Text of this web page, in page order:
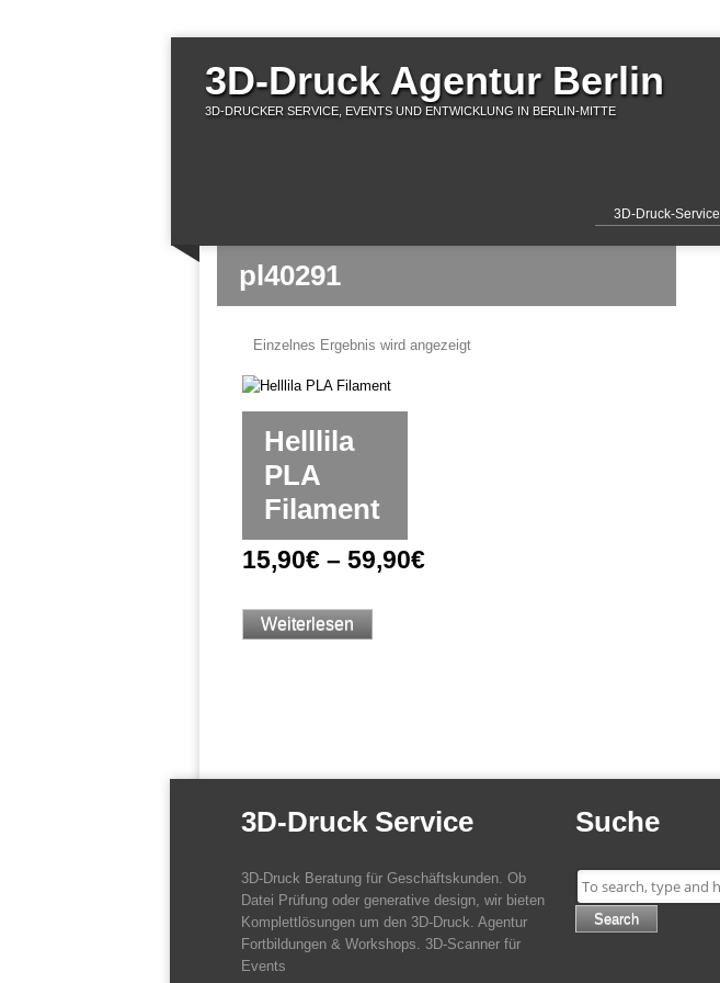
3D-Druck Agentur Berlin
3D-DRUCKER SERVICE, EVENTS UND ENTWICKLUNG IN BERLIN-MITTE
3D-Druck-Service
pl40291
Einzelnes Ergebnis wird angezeigt
Helllila
PLA
Filament
15,90€ – 59,90€
Weiterlesen
3D-Druck Service
3D-Druck Beratung für Geschäftskunden. Ob
Datei Prüfung oder generative design, wir bieten
Komplettlösungen um den 3D-Druck. Agentur
Fortbildungen & Workshops. 3D-Scanner für
Events
Suche
Search